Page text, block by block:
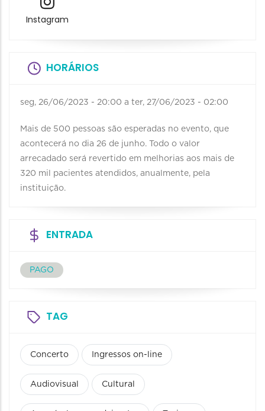
Instagram
HORÁRIOS
seg, 26/06/2023 - 20:00 a ter, 27/06/2023 - 02:00
Mais de 500 pessoas são esperadas no evento, que
acontecerá no dia 26 de junho. Todo o valor
arrecadado será revertido em melhorias aos mais de
320 mil pacientes atendidos, anualmente, pela
instituição.
ENTRADA
PAGO
TAG
Concerto Ingressos on-line
Audiovisual Cultural